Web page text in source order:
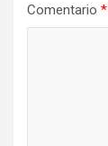
Comentario *